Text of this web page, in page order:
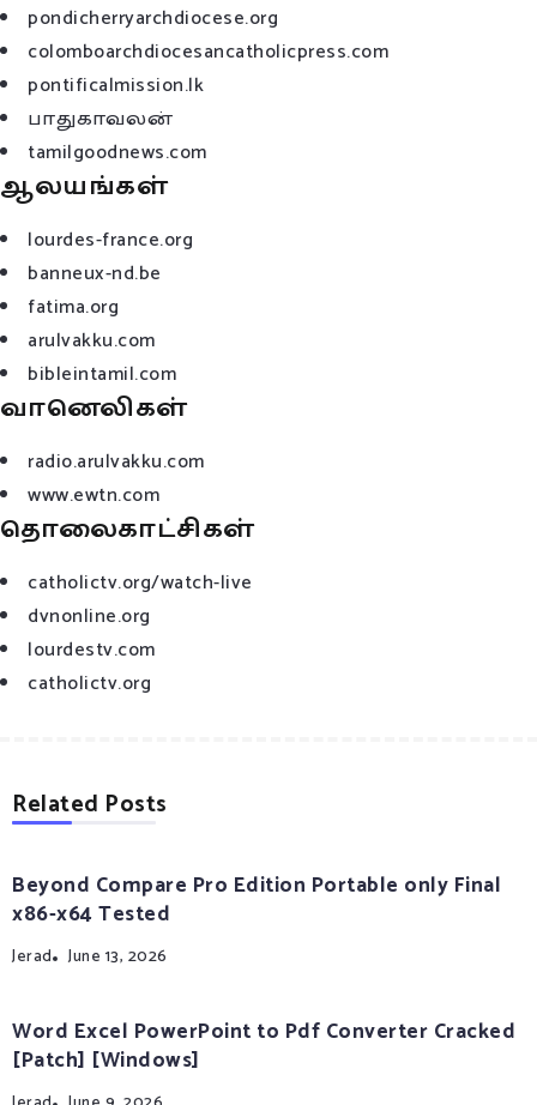
pondicherryarchdiocese.org
colomboarchdiocesancatholicpress.com
pontificalmission.lk
பாதுகாவலன்
tamilgoodnews.com
ஆலயங்கள்
lourdes-france.org
banneux-nd.be
fatima.org
arulvakku.com
bibleintamil.com
வானெலிகள்
radio.arulvakku.com
www.ewtn.com
தொலைகாட்சிகள்
catholictv.org/watch-live
dvnonline.org
lourdestv.com
catholictv.org
Related Posts
Beyond Compare Pro Edition Portable only Final
x86-x64 Tested
Jerad June 13, 2026
Word Excel PowerPoint to Pdf Converter Cracked
[Patch] [Windows]